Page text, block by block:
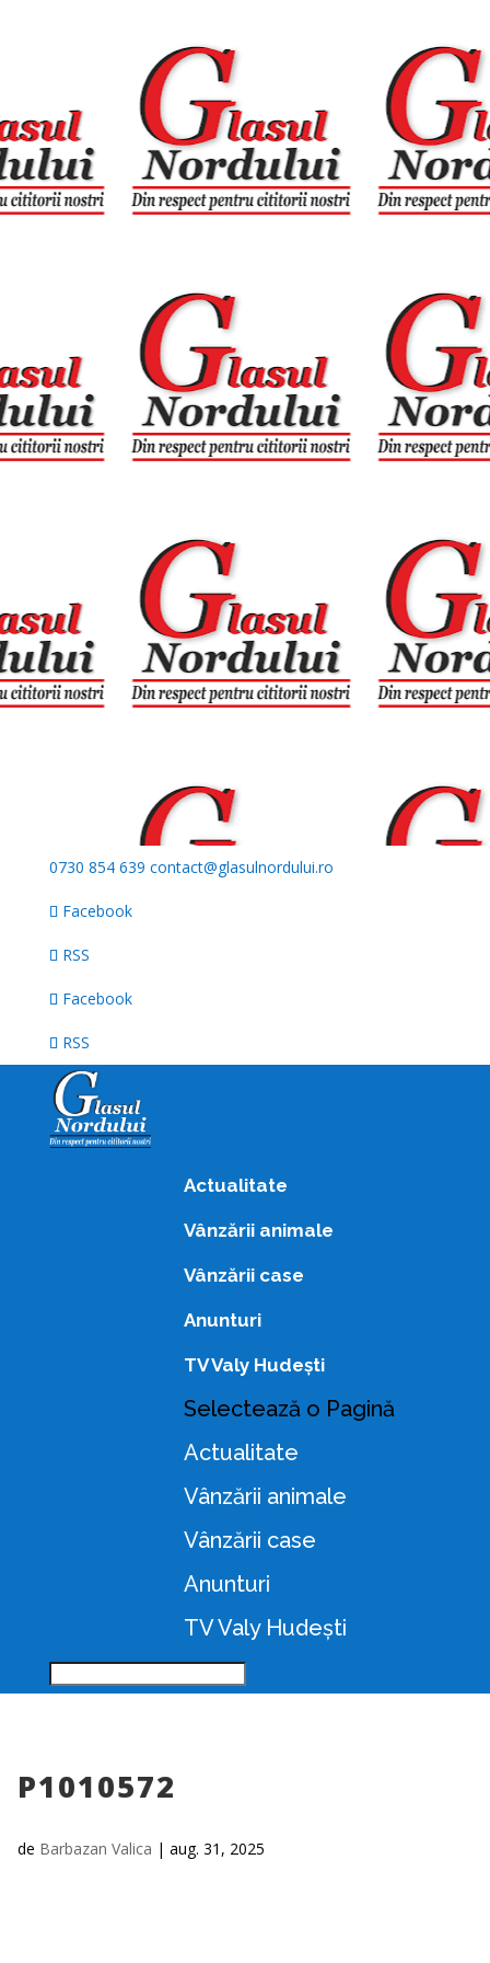
0730 854 639 contact@glasulnordului.ro
Facebook
RSS
Facebook
RSS
Actualitate
Vânzării animale
Vânzării case
Anunturi
TV Valy Hudești
Selectează o Pagină
Actualitate
Vânzării animale
Vânzării case
Anunturi
TV Valy Hudești
P1010572
de Barbazan Valica | aug. 31, 2025